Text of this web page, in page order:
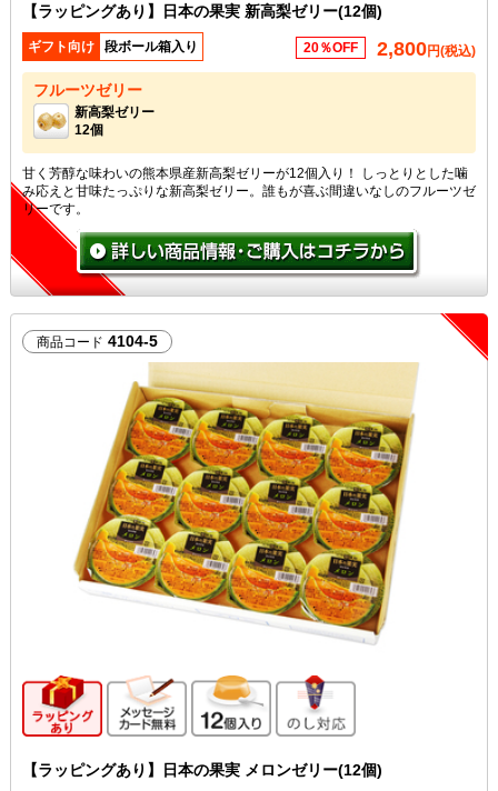
【ラッピングあり】日本の果実 新高梨ゼリー(12個)
ギフト向け 段ボール箱入り 20％OFF 2,800円(税込)
フルーツゼリー
新高梨ゼリー
12個
甘く芳醇な味わいの熊本県産新高梨ゼリーが12個入り！ しっとりとした噛
み応えと甘味たっぷりな新高梨ゼリー。誰もが喜ぶ間違いなしのフルーツゼ
リーです。
商品コード 4104-5
ギフト向け商品メッセージカード無料
12個入り のし対応
【ラッピングあり】日本の果実 メロンゼリー(12個)